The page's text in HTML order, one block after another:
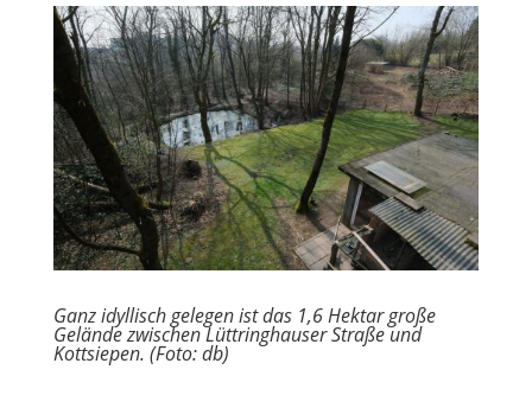
Ganz idyllisch gelegen ist das 1,6 Hektar große
Gelände zwischen Lüttringhauser Straße und
Kottsiepen. (Foto: db)